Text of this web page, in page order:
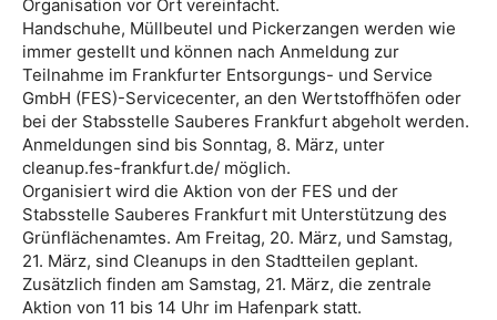
Organisation vor Ort vereinfacht.
Handschuhe, Müllbeutel und Pickerzangen werden wie
immer gestellt und können nach Anmeldung zur
Teilnahme im Frankfurter Entsorgungs- und Service
GmbH (FES)-Servicecenter, an den Wertstoffhöfen oder
bei der Stabsstelle Sauberes Frankfurt abgeholt werden.
Anmeldungen sind bis Sonntag, 8. März, unter
cleanup.fes-frankfurt.de/ möglich.
Organisiert wird die Aktion von der FES und der
Stabsstelle Sauberes Frankfurt mit Unterstützung des
Grünflächenamtes. Am Freitag, 20. März, und Samstag,
21. März, sind Cleanups in den Stadtteilen geplant.
Zusätzlich finden am Samstag, 21. März, die zentrale
Aktion von 11 bis 14 Uhr im Hafenpark statt.